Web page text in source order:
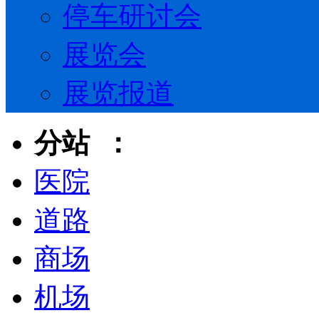
停车研讨会
展览会
展览报道
分站 ：
医院
道路
商场
机场